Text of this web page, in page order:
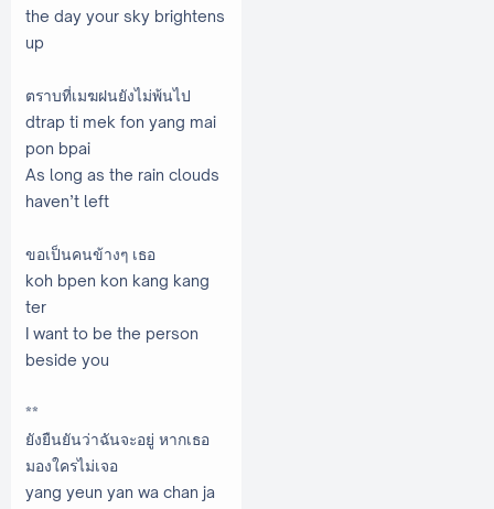
the day your sky brightens
up
ตราบที่เมฆฝนยังไม่พ้นไป
dtrap ti mek fon yang mai
pon bpai
As long as the rain clouds
haven’t left
ขอเป็นคนข้างๆ เธอ
koh bpen kon kang kang
ter
I want to be the person
beside you
**
ยังยืนยันว่าฉันจะอยู่ หากเธอ
มองใครไม่เจอ
yang yeun yan wa chan ja